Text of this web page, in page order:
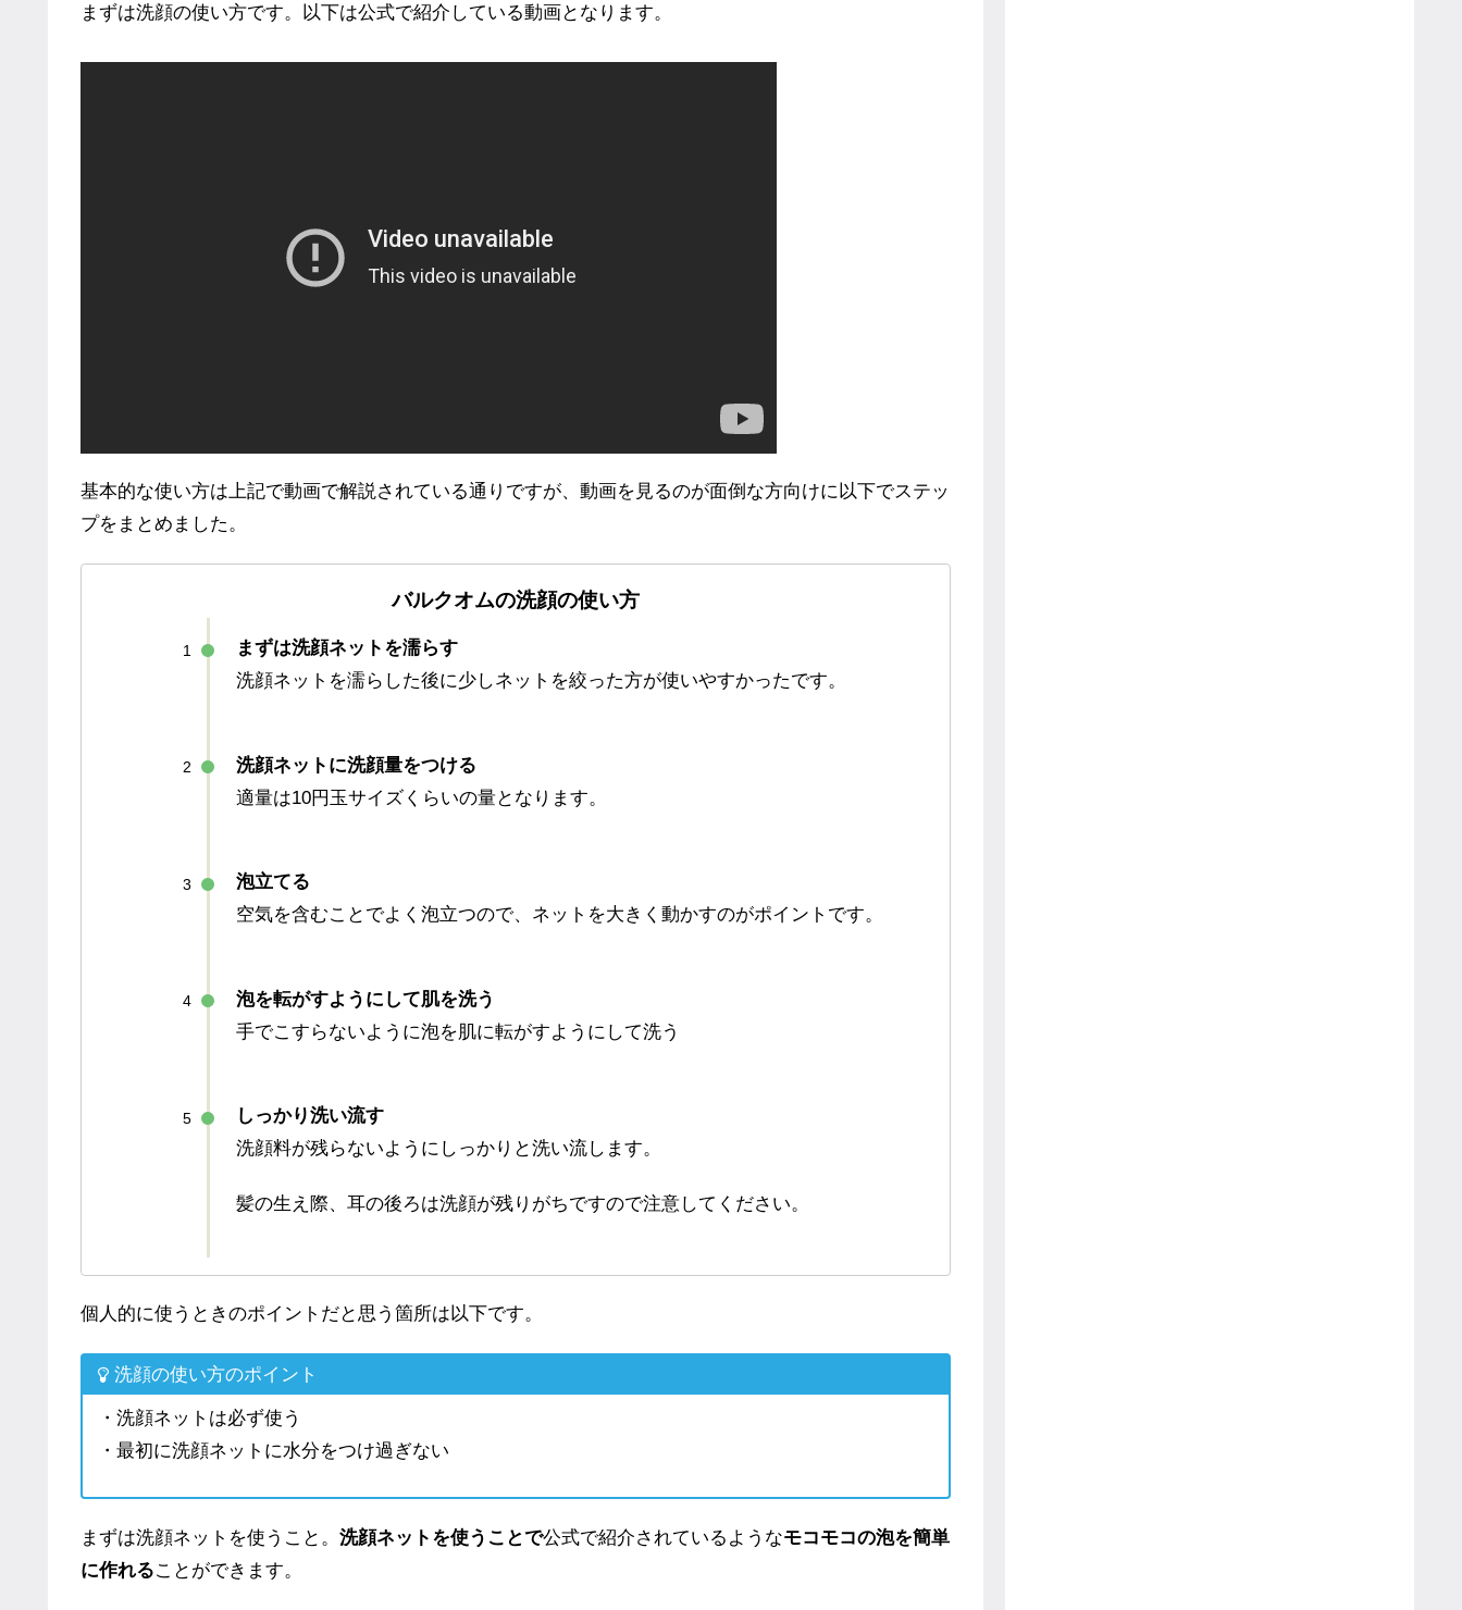
まずは洗顔の使い方です。以下は公式で紹介している動画となります。
基本的な使い方は上記で動画で解説されている通りですが、動画を見るのが面倒な方向けに以下でステッ
プをまとめました。
バルクオムの洗顔の使い方
1
まずは洗顔ネットを濡らす
洗顔ネットを濡らした後に少しネットを絞った方が使いやすかったです。
2
洗顔ネットに洗顔量をつける
適量は10円玉サイズくらいの量となります。
3
泡立てる
空気を含むことでよく泡立つので、ネットを大きく動かすのがポイントです。
4
泡を転がすようにして肌を洗う
手でこすらないように泡を肌に転がすようにして洗う
5
しっかり洗い流す
洗顔料が残らないようにしっかりと洗い流します。
髪の生え際、耳の後ろは洗顔が残りがちですので注意してください。
個人的に使うときのポイントだと思う箇所は以下です。
洗顔の使い方のポイント
・洗顔ネットは必ず使う
・最初に洗顔ネットに水分をつけ過ぎない
まずは洗顔ネットを使うこと。 洗顔ネットを使うことで公式で紹介されているようなモコモコの泡を簡単
に作れることができます。